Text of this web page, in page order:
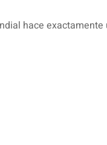
hace